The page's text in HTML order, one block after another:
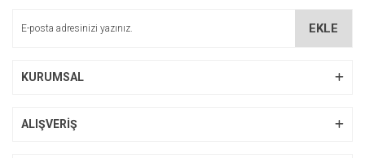
EKLE
KURUMSAL
ALIŞVERİŞ